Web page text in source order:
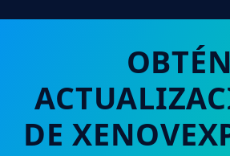
OBTÉN
DE